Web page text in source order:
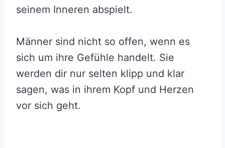
seinem Inneren abspielt.
Männer sind nicht so offen, wenn es
sich um ihre Gefühle handelt. Sie
werden dir nur selten klipp und klar
sagen, was in ihrem Kopf und Herzen
vor sich geht.